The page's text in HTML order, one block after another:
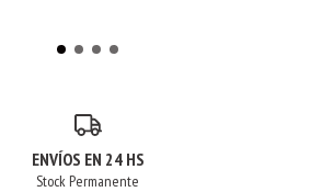
ENVÍOS EN 24 HS
Stock Permanente